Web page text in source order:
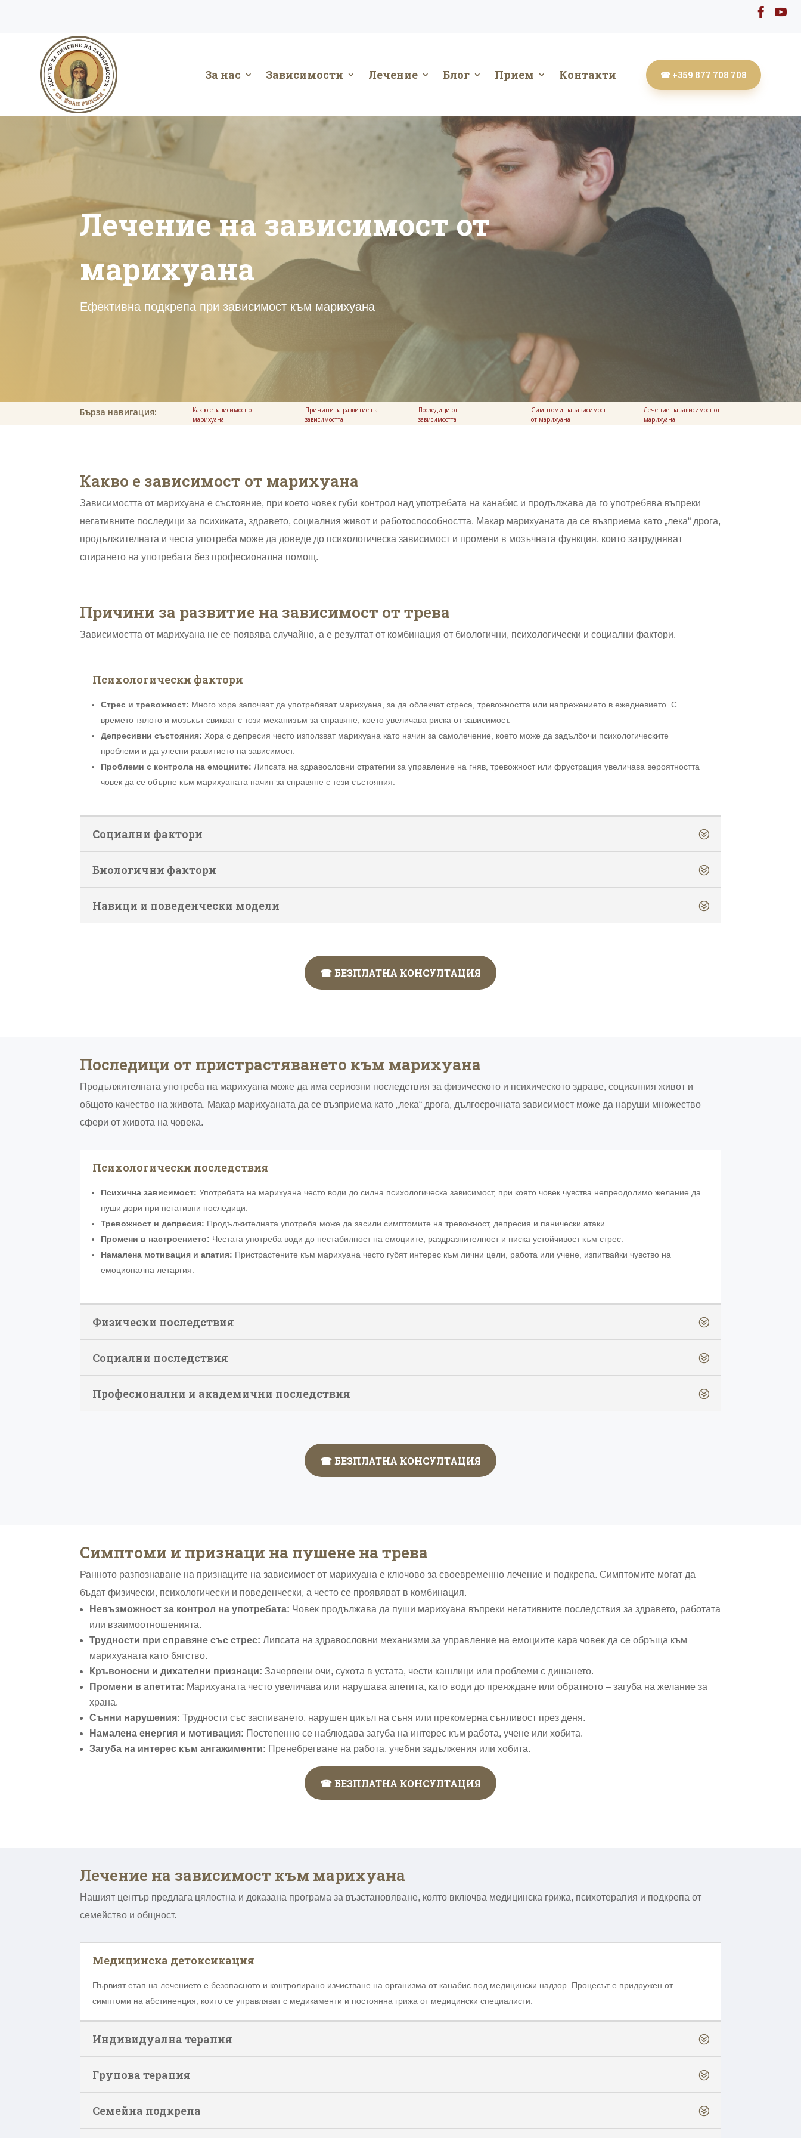
 
За нас Зависимости Лечение Блог Прием Контакти ☎ +359 877 708 708
Лечение на зависимост от
марихуана
Ефективна подкрепа при зависимост към марихуана
Бърза навигация:
Какво е зависимост от
марихуана
Причини за развитие на
зависимостта
Последици от
зависимостта
Симптоми на зависимост
от марихуана
Лечение на зависимост от
марихуана
Какво е зависимост от марихуана
Зависимостта от марихуана е състояние, при което човек губи контрол над употребата на канабис и продължава да го употребява въпреки
негативните последици за психиката, здравето, социалния живот и работоспособността. Макар марихуаната да се възприема като „лека“ дрога,
продължителната и честа употреба може да доведе до психологическа зависимост и промени в мозъчната функция, които затрудняват
спирането на употребата без професионална помощ.
Причини за развитие на зависимост от трева
Зависимостта от марихуана не се появява случайно, а е резултат от комбинация от биологични, психологически и социални фактори.
Психологически фактори
Стрес и тревожност: Много хора започват да употребяват марихуана, за да облекчат стреса, тревожността или напрежението в ежедневието. С
времето тялото и мозъкът свикват с този механизъм за справяне, което увеличава риска от зависимост.
Депресивни състояния: Хора с депресия често използват марихуана като начин за самолечение, което може да задълбочи психологическите
проблеми и да улесни развитието на зависимост.
Проблеми с контрола на емоциите: Липсата на здравословни стратегии за управление на гняв, тревожност или фрустрация увеличава вероятността
човек да се обърне към марихуаната начин за справяне с тези състояния.
Социални фактори
Биологични фактори
Навици и поведенчески модели
☎ БЕЗПЛАТНА КОНСУЛТАЦИЯ
Последици от пристрастяването към марихуана
Продължителната употреба на марихуана може да има сериозни последствия за физическото и психическото здраве, социалния живот и
общото качество на живота. Макар марихуаната да се възприема като „лека“ дрога, дългосрочната зависимост може да наруши множество
сфери от живота на човека.
Психологически последствия
Психична зависимост:Употребата на марихуана често води до силна психологическа зависимост, при която човек чувства непреодолимо желание да
пуши дори при негативни последици.
Тревожност и депресия: Продължителната употреба може да засили симптомите на тревожност, депресия и панически атаки.
Промени в настроението: Честата употреба води до нестабилност на емоциите, раздразнителност и ниска устойчивост към стрес.
Намалена мотивация и апатия: Пристрастените към марихуана често губят интерес към лични цели, работа или учене, изпитвайки чувство на
емоционална летаргия.
Физически последствия
Социални последствия
Професионални и академични последствия
☎ БЕЗПЛАТНА КОНСУЛТАЦИЯ
Симптоми и признаци на пушене на трева
Ранното разпознаване на признаците на зависимост от марихуана е ключово за своевременно лечение и подкрепа. Симптомите могат да
бъдат физически, психологически и поведенчески, а често се проявяват в комбинация.
Невъзможност за контрол на употребата: Човек продължава да пуши марихуана въпреки негативните последствия за здравето, работата
или взаимоотношенията.
Трудности при справяне със стрес:Липсата на здравословни механизми за управление на емоциите кара човек да се обръща към
марихуаната като бягство.
Кръвоносни и дихателни признаци: Зачервени очи, сухота в устата, чести кашлици или проблеми с дишането.
Промени в апетита: Марихуаната често увеличава или нарушава апетита, като води до преяждане или обратното – загуба на желание за
храна.
Сънни нарушения:Трудности със заспиването, нарушен цикъл на съня или прекомерна сънливост през деня.
Намалена енергия и мотивация: Постепенно се наблюдава загуба на интерес към работа, учене или хобита.
Загуба на интерес към ангажименти: Пренебрегване на работа, учебни задължения или хобита.
☎ БЕЗПЛАТНА КОНСУЛТАЦИЯ
Лечение на зависимост към марихуана
Нашият център предлага цялостна и доказана програма за възстановяване, която включва медицинска грижа, психотерапия и подкрепа от
семейство и общност.
Медицинска детоксикация
Първият етап на лечението е безопасното и контролирано изчистване на организма от канабис под медицински надзор. Процесът е придружен от
симптоми на абстиненция, които се управляват с медикаменти и постоянна грижа от медицински специалисти.
Индивидуална терапия
Групова терапия
Семейна подкрепа